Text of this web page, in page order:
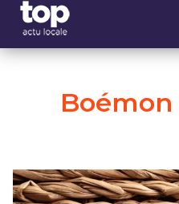
Panneau de gestion des